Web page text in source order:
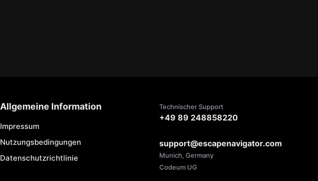
Allgemeine Information
Impressum
Nutzungsbedingungen
Datenschutzrichtlinie
Technischer Support
+49 89 248858220
support@escapenavigator.com
Munich, Germany
Codeum UG